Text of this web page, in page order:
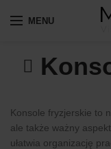
MENU
Konsole fryzjerskie to
ale także ważny
ułatwia organizację